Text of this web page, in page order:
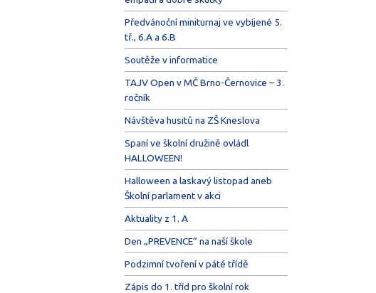
Předvánoční miniturnaj ve vybíjené 5.
tř., 6.A a 6.B
Soutěže v informatice
TAJV Open v MČ Brno-Černovice – 3.
ročník
Návštěva husitů na ZŠ Kneslova
Spaní ve školní družině ovládl
HALLOWEEN!
Halloween a laskavý listopad aneb
Školní parlament v akci
Aktuality z 1. A
Den „PREVENCE“ na naší škole
Podzimní tvoření v páté třídě
Zápis do 1. tříd pro školní rok